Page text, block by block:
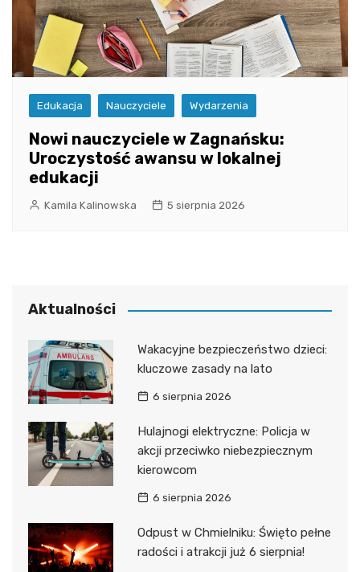
Edukacja Nauczyciele Wydarzenia
Nowi nauczyciele w Zagnańsku:
Uroczystość awansu w lokalnej
edukacji
Kamila Kalinowska 5 sierpnia 2026
Aktualności
Wakacyjne bezpieczeństwo dzieci:
kluczowe zasady na lato
6 sierpnia 2026
Hulajnogi elektryczne: Policja w
akcji przeciwko niebezpiecznym
kierowcom
6 sierpnia 2026
Odpust w Chmielniku: Święto pełne
radości i atrakcji już 6 sierpnia!